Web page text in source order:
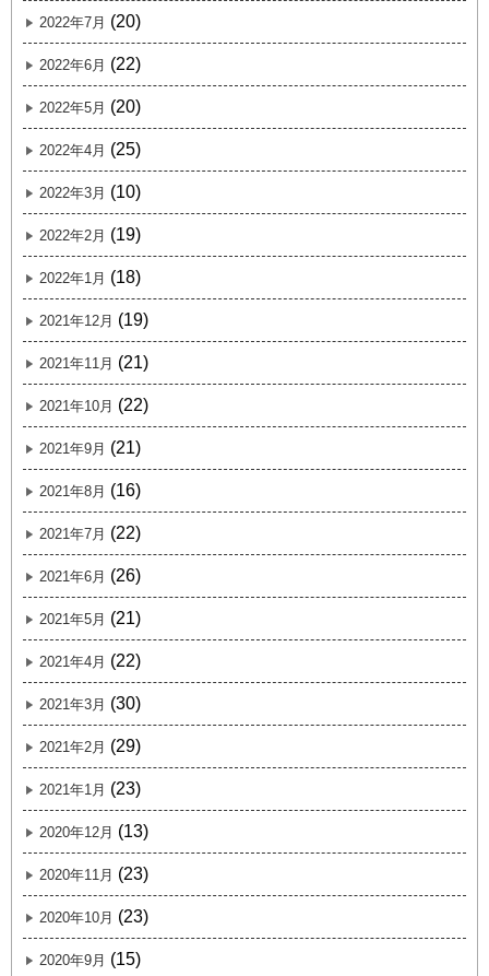
2022年7月 (20)
2022年6月 (22)
2022年5月 (20)
2022年4月 (25)
2022年3月 (10)
2022年2月 (19)
2022年1月 (18)
2021年12月 (19)
2021年11月 (21)
2021年10月 (22)
2021年9月 (21)
2021年8月 (16)
2021年7月 (22)
2021年6月 (26)
2021年5月 (21)
2021年4月 (22)
2021年3月 (30)
2021年2月 (29)
2021年1月 (23)
2020年12月 (13)
2020年11月 (23)
2020年10月 (23)
2020年9月 (15)